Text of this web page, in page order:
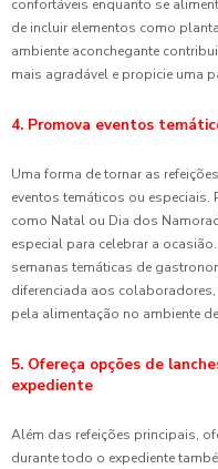
confortáveis enquanto se
de incluir elementos como
ambiente aconchegante
mais agradável e propicie uma
4. Promova eventos
Uma forma de tornar as
eventos temáticos ou especiais.
como Natal ou Dia dos
especial para celebrar a
semanas temáticas de
diferenciada aos
pela alimentação no ambiente
5. Ofereça opções de
expediente
Além das refeições principais,
durante todo o expediente